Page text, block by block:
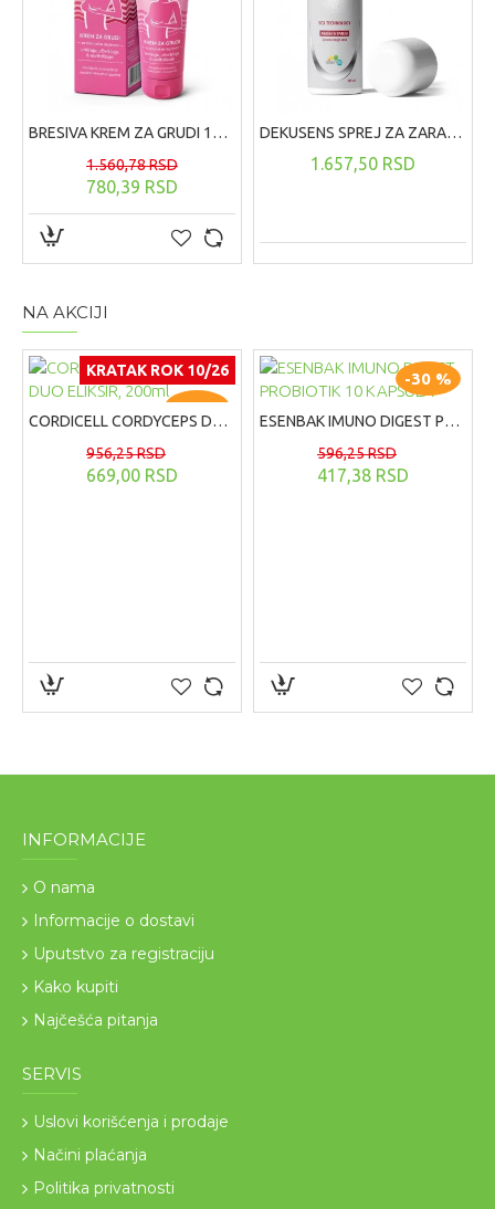
BRESIVA KREM ZA GRUDI 100 ML
780,39 RSD
1.560,78 RSD
DEKUSENS SPREJ ZA ZARASTANJE RANA ,125 ML
1.657,50 RSD
NA AKCIJI
KRATAK ROK 10/26
-30 %
CORDICELL CORDYCEPS DUO ELIKSIR, 200ml
669,00 RSD
956,25 RSD
-30 %
ESENBAK IMUNO DIGEST PROBIOTIK 10 KAPSULA
417,38 RSD
596,25 RSD
INFORMACIJE
O nama
Informacije o dostavi
Uputstvo za registraciju
Kako kupiti
Najčešća pitanja
SERVIS
Uslovi korišćenja i prodaje
Načini plaćanja
Politika privatnosti